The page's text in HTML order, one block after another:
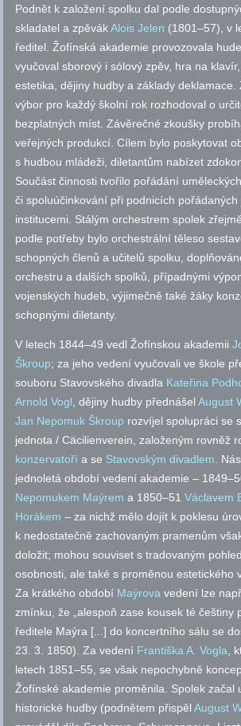
Podnět k založení spolku dal podle
skladatel a zpěvákAlois Jelen (1801–57), v
ředitel. Žofínská akademie provozovala
vyučoval sborový i sólový zpěv, hra na
estetika, dějiny hudby a základy deklamace.
výbor pro každý školní rok rozhodoval o
bezplatných míst. Závěrečné zkoušky
veřejných produkcí. Cílem bylo poskytovat
s hudbou mládeži, diletantům nabízet
Součást činnosti tvořilo pořádání
či spoluúčinkování při podnicích pořádaných
institucemi. Stálým orchestrem spolek
podle potřeby bylo orchestrální těleso
schopných členů a učitelů spolku,
orchestru a dalších spolků, případnými
vojenských hudeb, výjimečně také žáky
schopnými diletanty.
V letech 1844–49 vedl Žofínskou akademii
Škroup; za jeho vedení vyučovali ve škole
souboru Stavovského divadla Kateřina
Arnold Vogl, dějiny hudby přednášelAugust
Jan Nepomuk Škroup rozvíjel spolupráci se
jednota / Cäcilienverein, založeným rovněž
konzervatoří a se Stavovským divadlem.
jednoletá období vedení akademie –
Nepomukem Maýrem a 1850–51Václavem
Horákem – za nichž mělo dojít k poklesu
k nedostatečně zachovaným pramenům
doložit; mohou souviset s tradovaným
osobnosti, ale také s proměnou estetického
Za krátkého období Maýrova vedení lze
zmínku, že „alespoň zase kousek té češtiny
ředitele Maýra [...] do koncertního sálu se
23. 3. 1850). Za vedení Františka A. Vogla,
letech 1851–55, se však nepochybně
Žofínské akademie proměnila. Spolek začal
historické hudby (podnětem přispělAugust